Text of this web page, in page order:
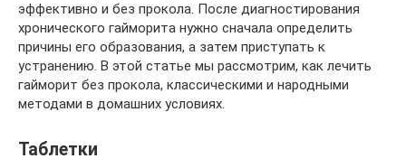
эффективно и без прокола. После диагностирования
хронического гайморита нужно сначала определить
причины его образования, а затем приступать к
устранению. В этой статье мы рассмотрим, как лечить
гайморит без прокола, классическими и народными
методами в домашних условиях.
Таблетки